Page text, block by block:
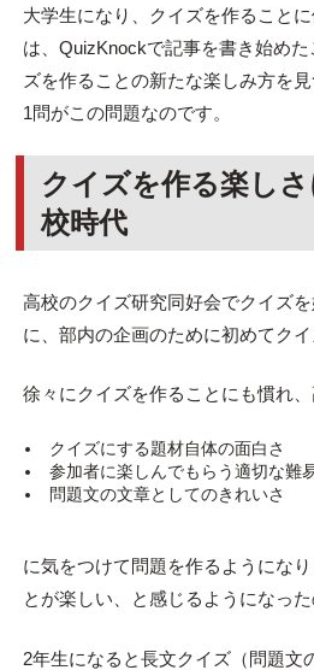
大学生になり、クイズを作ること
は、QuizKnockで記事を書き始め
ズを作ることの新たな楽しみ方を
1問がこの問題なのです。
クイズを作る楽し
校時代
高校のクイズ研究同好会でクイズ
に、部内の企画のために初めてクイ
徐々にクイズを作ることにも慣れ
クイズにする題材自体の面白さ
参加者に楽しんでもらう適切な難
問題文の文章としてのきれいさ
に気をつけて問題を作るようにな
とが楽しい、と感じるようになった
2年生になると長文クイズ（問題文